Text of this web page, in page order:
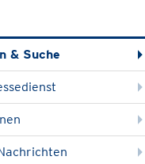
& Suche